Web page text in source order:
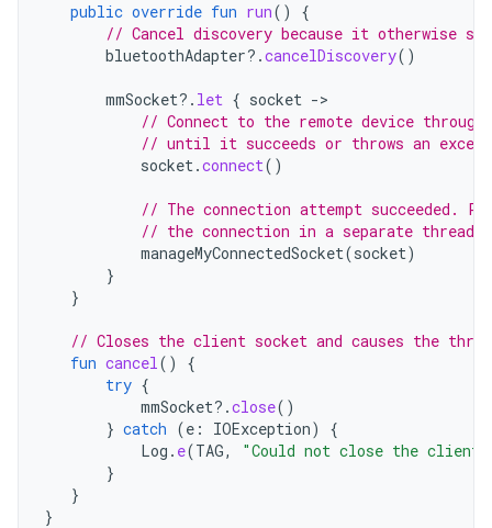
public override fun run()
{
// Cancel discovery because it otherwise
bluetoothAdapter?.cancelDiscovery()
mmSocket?. let { socket -
// Connect to the remote device
// until it succeeds or throws an
socket.connect()
// The connection attempt succeeded.
// the connection in a separate thread.
manageMyConnectedSocket(socket)
}
}
// Closes the client socket and causes the
fun cancel()
{
try {
mmSocket?.close()
} catch (e : IOException)
{
Log . e(TAG,
"Could not close the client
}
}
}